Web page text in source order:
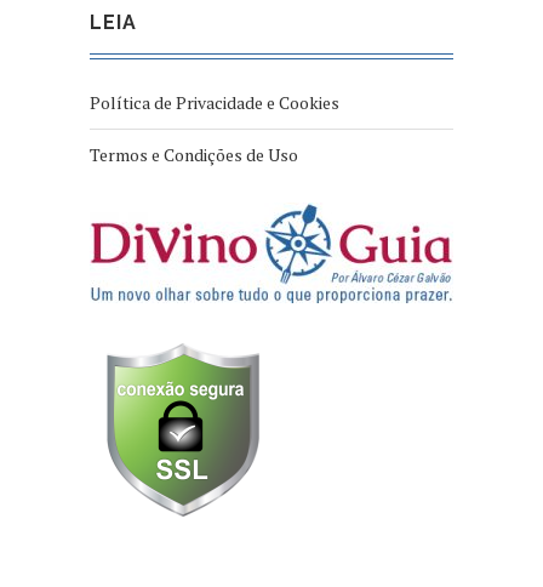
LEIA
Política de Privacidade e Cookies
Termos e Condições de Uso